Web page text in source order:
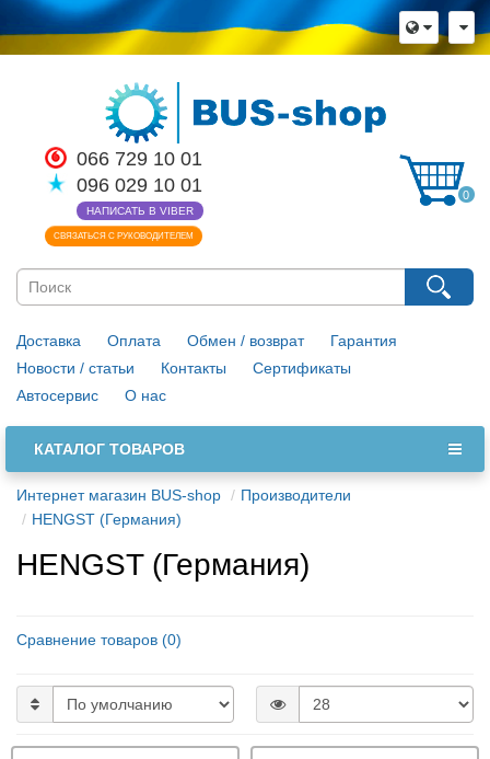
066 729 10 01
096 029 10 01
НАПИСАТЬ В VIBER
СВЯЗАТЬСЯ С РУКОВОДИТЕЛЕМ
0
Доставка Оплата Обмен / возврат
Гарантия
Новости / статьи
Контакты
Сертификаты
Автосервис
О нас
КАТАЛОГ ТОВАРОВ
Интернет магазин BUS-shop
Производители
HENGST (Германия)
×
Язык магазина
Выберите пожалуйста язык магазина
Русский
Українська
Закрыть
HENGST (Германия)
Сравнение товаров (0)